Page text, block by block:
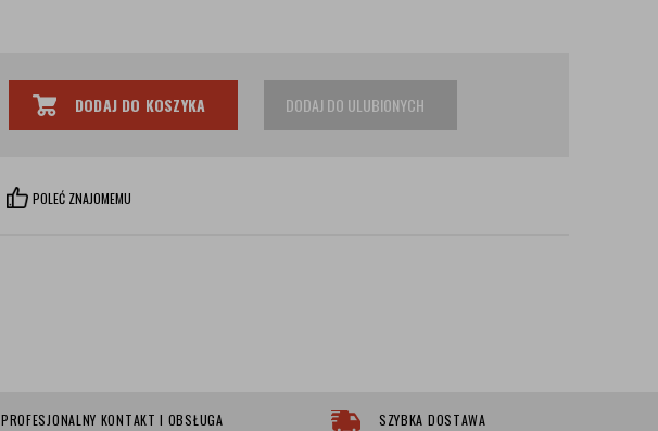
DODAJ DO KOSZYKA DODAJ DO ULUBIONYCH
POLEĆ ZNAJOMEMU
PROFESJONALNY KONTAKT I OBSŁUGA SZYBKA DOSTAWA